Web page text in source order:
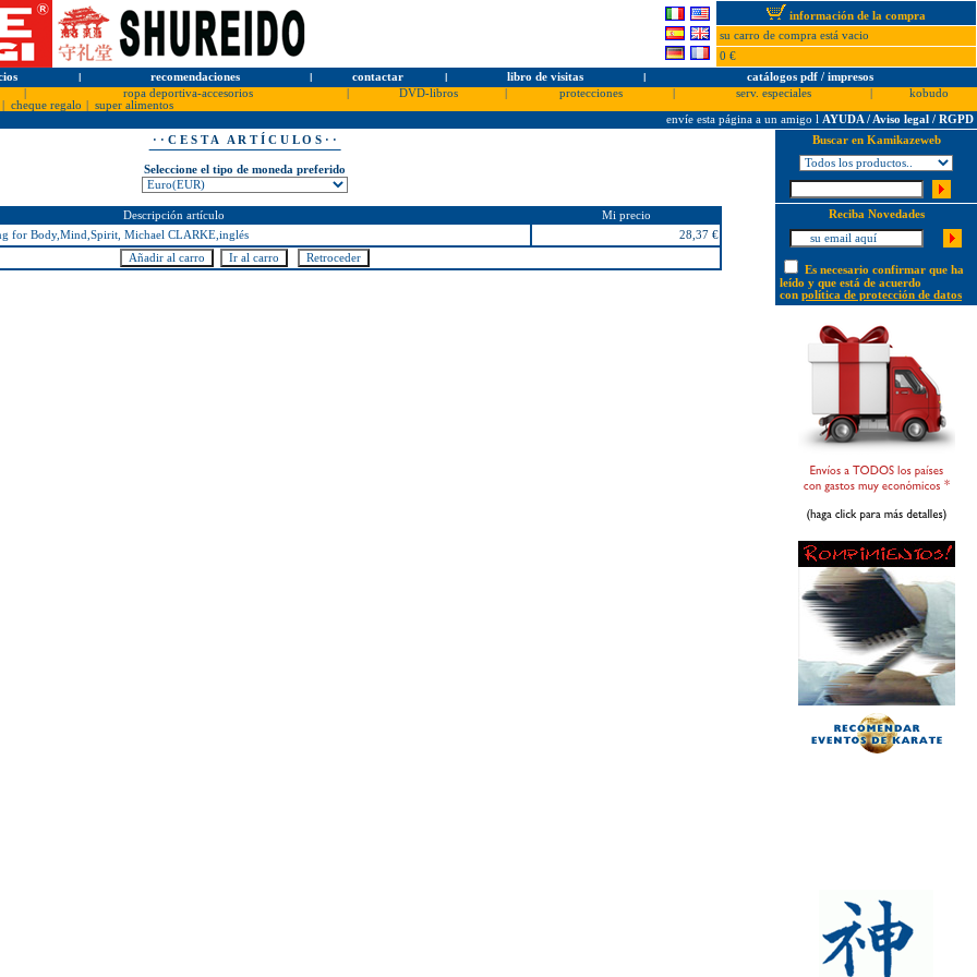
información de la compra
su carro de compra está vacio
0 €
l recomendaciones l contactar l libro de visitas l
catálogos pdf / impresos
ropa deportiva-accesorios DVD-libros protecciones serv. especiales
kobudo
cheque regalo
super alimentos
envíe esta página a un amigo l AYUDA / Aviso legal / RGPD
· · C E S T A A R T Í C U L O S · ·
Seleccione el tipo de moneda preferido
Descripción artículo
Mi precio
for Body,Mind,Spirit, Michael CLARKE,inglés
28,37 €
Buscar en Kamikazeweb
Reciba Novedades
Es necesario confirmar que ha
leído y que está de acuerdo
con política de protección de datos